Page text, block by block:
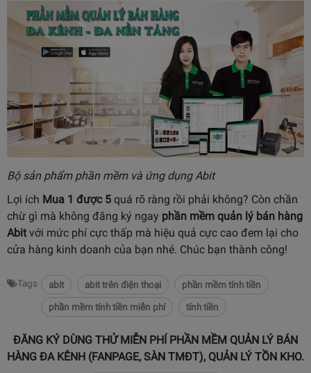
Bộ sản phẩm phần mềm và ứng dụng Abit
Lợi ích Mua 1 được 5 quá rõ ràng rồi phải không? Còn chần
chừ gì mà không đăng ký ngay phần mềm quản lý bán hàng
Abitvới mức phí cực thấp mà hiệu quả cực cao đem lại cho
cửa hàng kinh doanh của bạn nhé. Chúc bạn thành công!
Tags abit abit trên điện thoại
phần mềm tính tiền
phần mềm tính tiền miễn phí
tính tiền
ĐĂNG KÝ DÙNG THỬ MIỄN PHÍ PHẦN MỀM QUẢN LÝ BÁN
HÀNG ĐA KÊNH (FANPAGE, SÀN TMĐT), QUẢN LÝ TỒN KHO.